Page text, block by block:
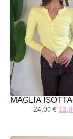
MAGLIA
24,00€